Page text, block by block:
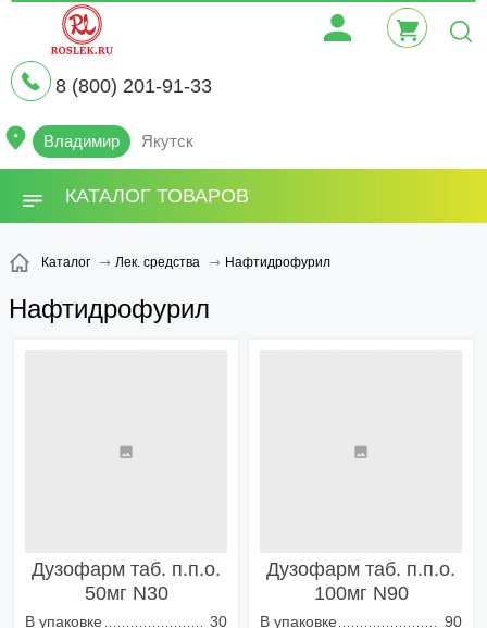
8 (800) 201-91-33
Владимир Якутск
КАТАЛОГ ТОВАРОВ
Каталог Лек. средства Нафтидрофурил
Нафтидрофурил
Дузофарм таб. п.п.о.
50мг N30
В упаковке
30
Дузофарм таб. п.п.о.
100мг N90
В упаковке
90